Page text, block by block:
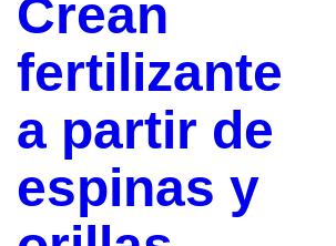
Crean
fertilizante
a partir de
espinas y